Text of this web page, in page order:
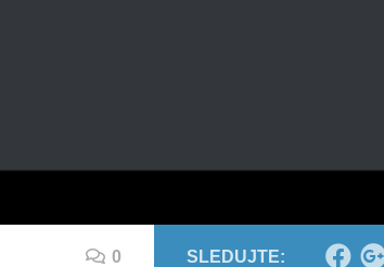
0 SLEDUJTE: